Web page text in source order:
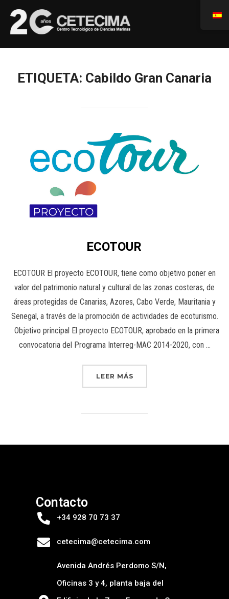
ETIQUETA: Cabildo Gran Canaria
ECOTOUR
ECOTOUR El proyecto ECOTOUR, tiene como objetivo poner en
valor del patrimonio natural y cultural de las zonas costeras, de
áreas protegidas de Canarias, Azores, Cabo Verde, Mauritania y
Senegal, a través de la promoción de actividades de ecoturismo.
Objetivo principal El proyecto ECOTOUR, aprobado en la primera
convocatoria del Programa Interreg-MAC 2014-2020, con …
LEER MÁS
Contacto
+34 928 70 73 37
cetecima@cetecima.com
Avenida Andrés Perdomo S/N,
Oficinas 3 y 4, planta baja del